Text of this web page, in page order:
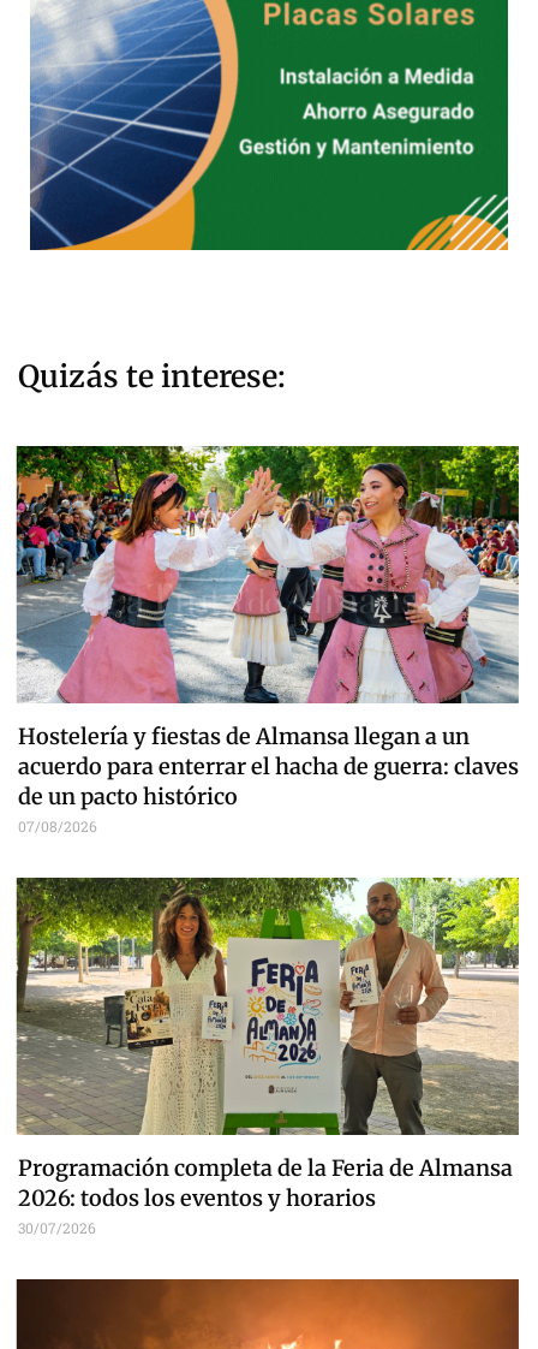
Quizás te interese:
Hostelería y fiestas de Almansa llegan a un
acuerdo para enterrar el hacha de guerra: claves
de un pacto histórico
07/08/2026
Programación completa de la Feria de Almansa
2026: todos los eventos y horarios
30/07/2026